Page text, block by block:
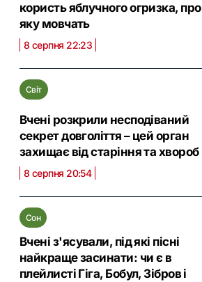
користь яблучного огризка, про
яку мовчать
8 серпня 22:23
Світ
Вчені розкрили несподіваний
секрет довголіття – цей орган
захищає від старіння та хвороб
8 серпня 20:54
Сон
Вчені з'ясували, під які пісні
найкраще засинати: чи є в
плейлисті Гіга, Бобул, Зібров і